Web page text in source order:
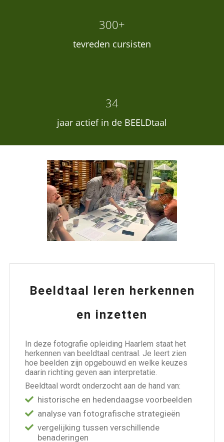
300+
tevreden cursisten
34
jaar actief in de BEELDtaal
Beeldtaal leren herkennen
en inzetten
In deze fotografie opleiding Haarlem staat het
herkennen van beeldtaal centraal. Je leert zien
hoe beelden zijn opgebouwd en welke keuzes
daarin richting geven aan interpretatie.
Beeldtaal wordt onderzocht aan de hand van:
historische en hedendaagse voorbeelden
analyse van fotografische strategieën
vergelijking tussen verschillende
benaderingen